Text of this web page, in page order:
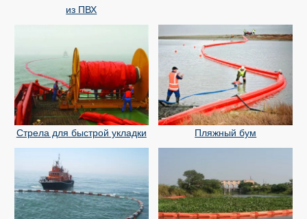
из ПВХ
Стрела для быстрой укладки Пляжный бум